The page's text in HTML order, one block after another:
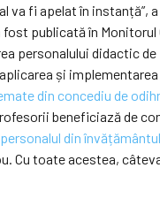
va fi apelat în instanță”,
publicată în Monitorul
personalului didactic
și
din concediu de
beneficiază de
din
Cu toate acestea,